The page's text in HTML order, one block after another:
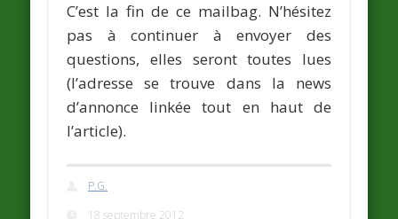
C’est la fin de ce mailbag. N’hésitez
pas à continuer à envoyer des
questions, elles seront toutes lues
(l’adresse se trouve dans la news
d’annonce linkée tout en haut de
l’article).
P.G.
18 septembre 2012